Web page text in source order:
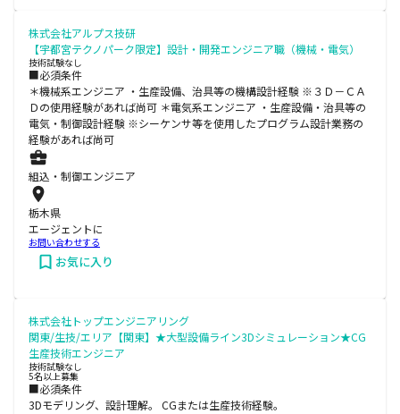
株式会社アルプス技研
【宇都宮テクノパーク限定】設計・開発エンジニア職（機械・電気）
技術試験なし
■必須条件
＊機械系エンジニア ・生産設備、治具等の機構設計経験 ※３Ｄ－ＣＡ
Ｄの使用経験があれば尚可 ＊電気系エンジニア ・生産設備・治具等の
電気・制御設計経験 ※シーケンサ等を使用したプログラム設計業務の
経験があれば尚可
組込・制御エンジニア
栃木県
エージェントに
お問い合わせする
お気に入り
株式会社トップエンジニアリング
関東/生技/エリア【関東】★大型設備ライン3Dシミュレーション★CG
生産技術エンジニア
技術試験なし
5名以上募集
■必須条件
3Dモデリング、設計理解。 CGまたは生産技術経験。